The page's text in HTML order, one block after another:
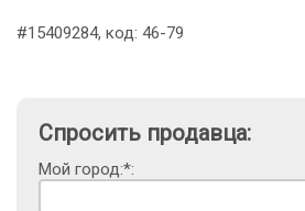
#15409284, код: 46-79
Спросить продавца:
Мой город:*: